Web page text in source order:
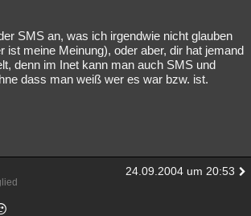
SMS an, was ich irgendwie nicht glauben
ist meine Meinung), oder aber, dir hat jemand
denn im Inet kann man auch SMS und
dass man weiß wer es war bzw. ist.
24.09.2004 um 20:53